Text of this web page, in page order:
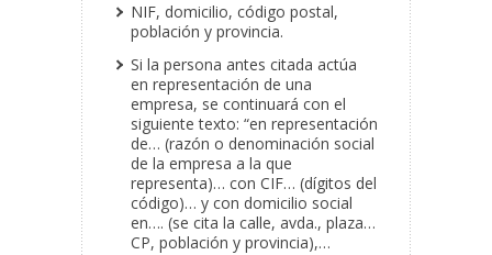
NIF, domicilio, código postal,
población y provincia.
Si la persona antes citada actúa
en representación de una
empresa, se continuará con el
siguiente texto: “en representación
de… (razón o denominación social
de la empresa a la que
representa)… con CIF… (dígitos del
código)… y con domicilio social
en…. (se cita la calle, avda., plaza…
CP, población y provincia),…